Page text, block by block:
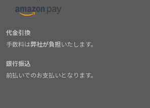
代金引換
手数料は弊社が負担いたします。
銀行振込
前払いでのお支払いとなります。